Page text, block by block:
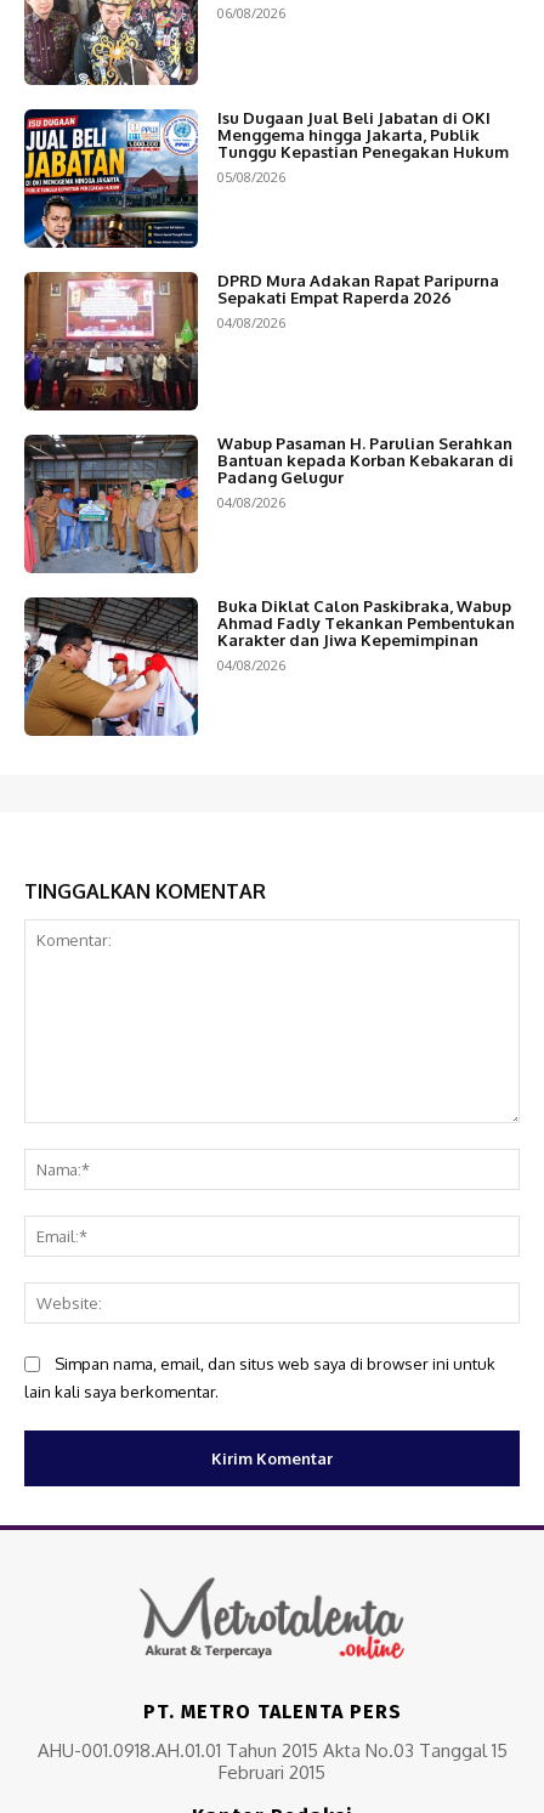
06/08/2026
Isu Dugaan Jual Beli Jabatan di OKI
Menggema hingga Jakarta, Publik
Tunggu Kepastian Penegakan Hukum
05/08/2026
DPRD Mura Adakan Rapat Paripurna
Sepakati Empat Raperda 2026
04/08/2026
Wabup Pasaman H. Parulian Serahkan
Bantuan kepada Korban Kebakaran di
Padang Gelugur
04/08/2026
Buka Diklat Calon Paskibraka, Wabup
Ahmad Fadly Tekankan Pembentukan
Karakter dan Jiwa Kepemimpinan
04/08/2026
TINGGALKAN KOMENTAR
Simpan nama, email, dan situs web saya di browser ini untuk
lain kali saya berkomentar.
PT. METRO TALENTA PERS
AHU-001.0918.AH.01.01 Tahun 2015 Akta No.03 Tanggal 15
Februari 2015